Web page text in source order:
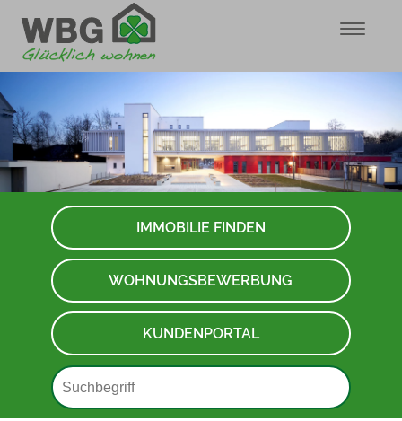
IMMOBILIE FINDEN
WOHNUNGSBEWERBUNG
KUNDENPORTAL